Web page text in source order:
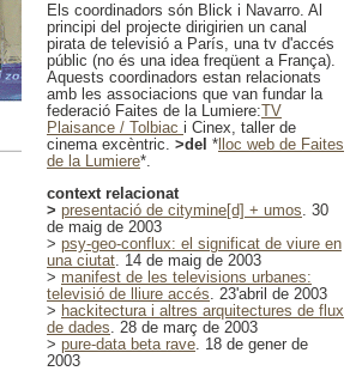
Els coordinadors són Blick i Navarro. Al
principi del projecte dirigirien un canal
pirata de televisió a París, una tv d'accés
públic (no és una idea freqüent a França).
Aquests coordinadors estan relacionats
amb les associacions que van fundar la
federació Faites de la Lumiere:TV
Plaisance / Tolbiac i Cinex, taller de
cinema excèntric. >del * lloc web de Faites
de la Lumiere*.
context relacionat
> presentació de citymine[d] + umos. 30
de maig de 2003
> psy-geo-conflux: el significat de viure en
una ciutat. 14 de maig de 2003
> manifest de les televisions urbanes:
televisió de lliure accés. 23'abril de 2003
> hackitectura i altres arquitectures de flux
de dades. 28 de març de 2003
> pure-data beta rave. 18 de gener de
2003